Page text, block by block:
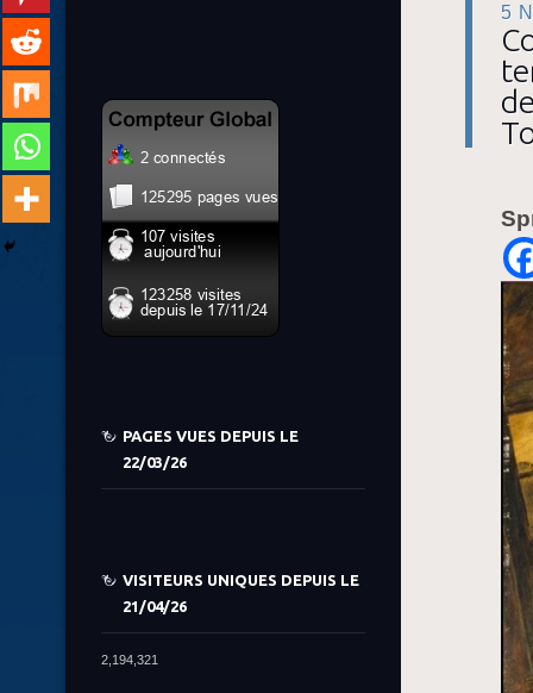
5
PAGES VUES DEPUIS LE
22/03/26
VISITEURS UNIQUES DEPUIS LE
21/04/26
2,194,321